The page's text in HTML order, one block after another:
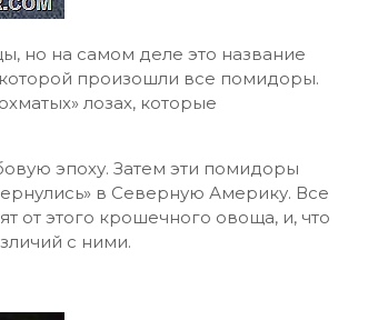
но на самом деле это название
которой произошли все помидоры.
лозах, которые
эпоху. Затем эти помидоры
в Северную Америку. Все
этого крошечного овоща, и, что
с ними.